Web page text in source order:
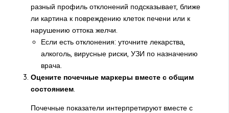
разный профиль отклонений подсказывает, ближе
ли картина к повреждению клеток печени или к
нарушению оттока желчи.
Если есть отклонения: уточните лекарства,
алкоголь, вирусные риски, УЗИ по назначению
врача.
Оцените почечные маркеры вместе с общим
состоянием.
Почечные показатели интерпретируют вместе с